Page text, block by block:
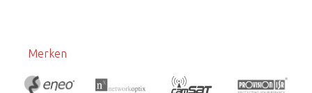
Merken